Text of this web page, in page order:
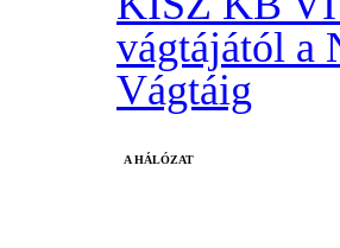
vágtájától a
Vágtáig
A HÁLÓZAT